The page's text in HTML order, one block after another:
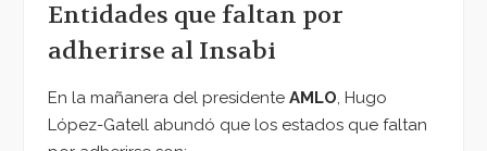
Entidades que faltan por
adherirse al Insabi
En la mañanera del presidente AMLO, Hugo
López-Gatell abundó que los estados que faltan